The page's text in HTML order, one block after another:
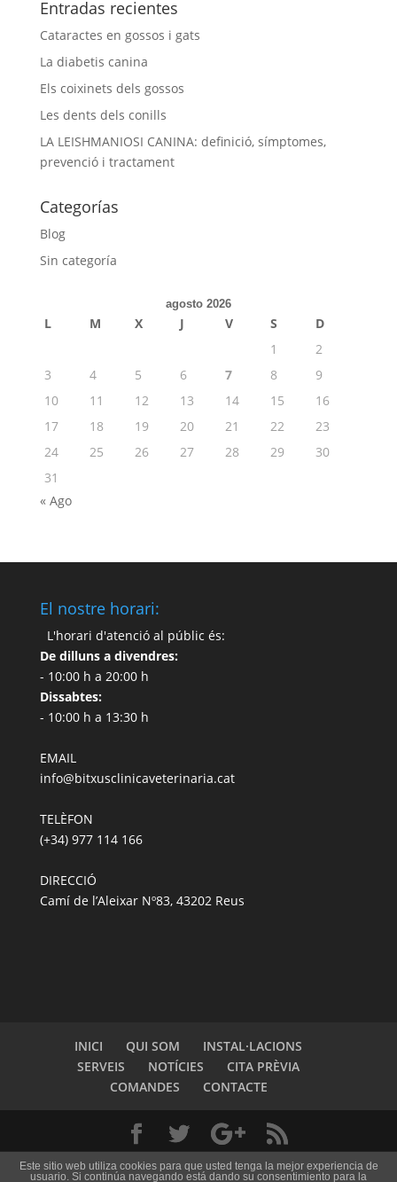
Entradas recientes
Cataractes en gossos i gats
La diabetis canina
Els coixinets dels gossos
Les dents dels conills
LA LEISHMANIOSI CANINA: definició, símptomes,
prevenció i tractament
Categorías
Blog
Sin categoría
agosto 2026
L M X J V S
D
1
2
3
4 5 6 7 8
9
10
11 12 13 14 15
16
17
18 19 20 21 22
23
24
25 26 27 28 29
30
31
« Ago
El nostre horari:
L'horari d'atenció al públic és:
De dilluns a divendres:
- 10:00 h a 20:00 h
Dissabtes:
- 10:00 h a 13:30 h
EMAIL
info@bitxusclinicaveterinaria.cat
TELÈFON
(+34) 977 114 166
DIRECCIÓ
Camí de l’Aleixar Nº83, 43202 Reus
INICI QUI SOM
INSTAL·LACIONS
SERVEIS
NOTÍCIES
CITA PRÈVIA
COMANDES
CONTACTE
Dissenyat perMedia Needs | Tots els drets reservats
Este sitio web utiliza cookies para que usted tenga la mejor experiencia de
usuario. Si continúa navegando está dando su consentimiento para la